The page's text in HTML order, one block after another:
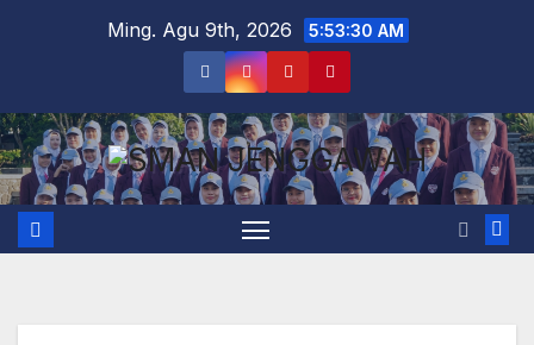
Ming. Agu 9th, 2026 5:53:31 AM